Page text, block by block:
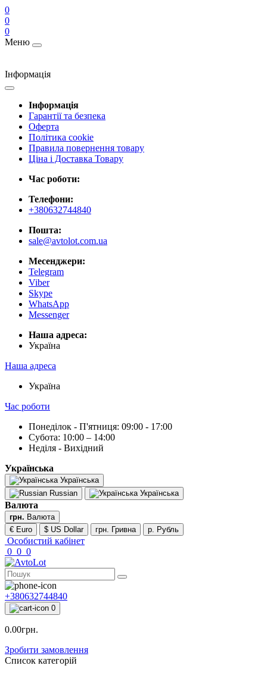
0
0
0
Меню
Інформація
Інформація
Гарантії та безпека
Оферта
Політика cookie
Правила повернення товару
Ціна і Доставка Товару
Час роботи:
Телефони:
+380632744840
Пошта:
sale@avtolot.com.ua
Месенджери:
Telegram
Viber
Skype
WhatsApp
Messenger
Наша адреса:
Українa
Наша адреса
Українa
Час роботи
Понеділок - П'ятниця: 09:00 - 17:00
Субота: 10:00 – 14:00
Неділя - Вихідний
Українська
Українська
Russian
Українська
Валюта
грн. Валюта
€ Euro
$ US Dollar грн. Гривна р. Рубль
Особистий кабінет
0 0 0
+380632744840
0
0.00грн.
Зробити замовлення
Список категорій